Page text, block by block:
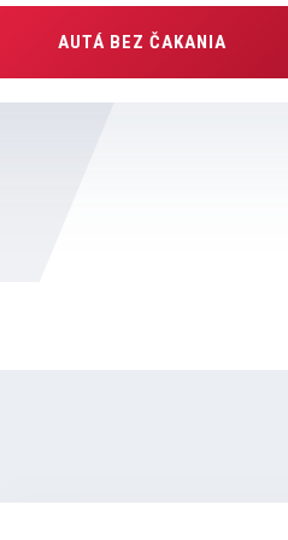
AUTÁ BEZ ČAKANIA